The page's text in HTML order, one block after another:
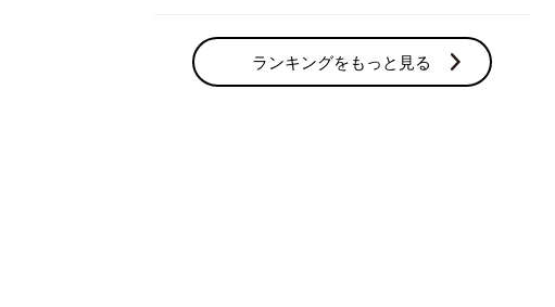
ランキングをもっと見る